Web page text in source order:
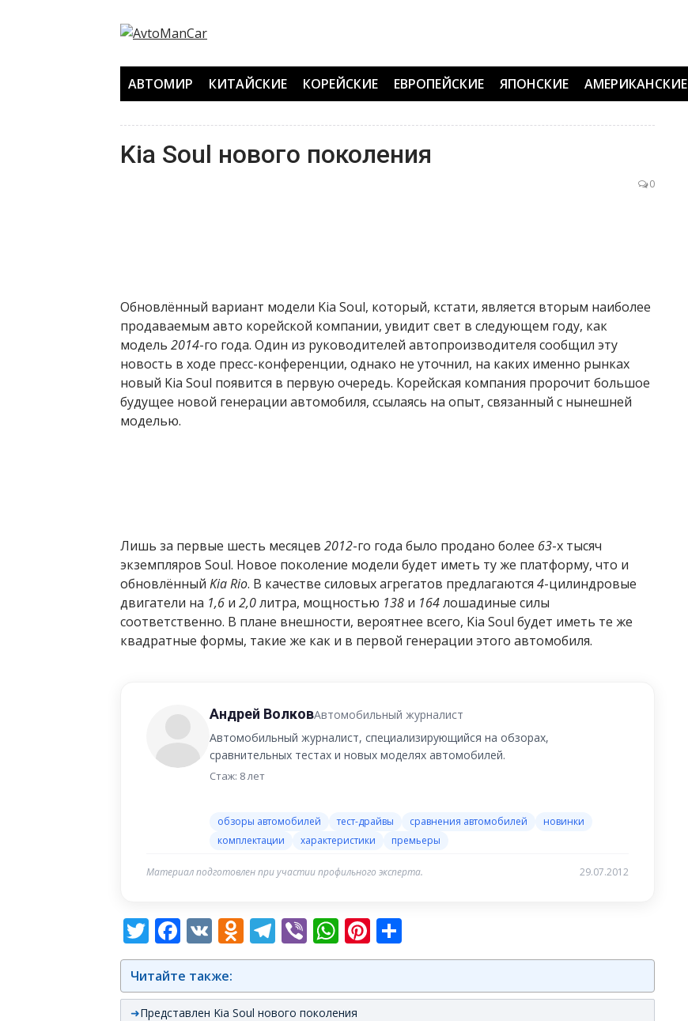
АВТОМИР КИТАЙСКИЕ КОРЕЙСКИЕ ЕВРОПЕЙСКИЕ ЯПОНСКИЕ АМЕРИКАНСКИЕ
Kia Soul нового поколения
0
Обновлённый вариант модели Kia Soul, который, кстати, является вторым наиболее
продаваемым авто корейской компании, увидит свет в следующем году, как
модель 2014-го года. Один из руководителей автопроизводителя сообщил эту
новость в ходе пресс-конференции, однако не уточнил, на каких именно рынках
новый Kia Soul появится в первую очередь. Корейская компания пророчит большое
будущее новой генерации автомобиля, ссылаясь на опыт, связанный с нынешней
моделью.
Лишь за первые шесть месяцев 2012-го года было продано более 63-х тысяч
экземпляров Soul. Новое поколение модели будет иметь ту же платформу, что и
обновлённый Kia Rio. В качестве силовых агрегатов предлагаются 4-цилиндровые
двигатели на 1,6 и 2,0литра, мощностью 138 и 164лошадиные силы
соответственно. В плане внешности, вероятнее всего, Kia Soul будет иметь те же
квадратные формы, такие же как и в первой генерации этого автомобиля.
Андрей ВолковАвтомобильный журналист
Автомобильный журналист, специализирующийся на обзорах,
сравнительных тестах и новых моделях автомобилей.
Стаж: 8 лет
обзоры автомобилей тест-драйвы сравнения автомобилей
новинки
комплектации
характеристики премьеры
Материал подготовлен при участии профильного эксперта. 29.07.2012
Twitter
Facebook
VK Odnoklassniki
Telegram
ViberWhatsApp
Pinterest
Читайте также:
Представлен Kia Soul нового поколения